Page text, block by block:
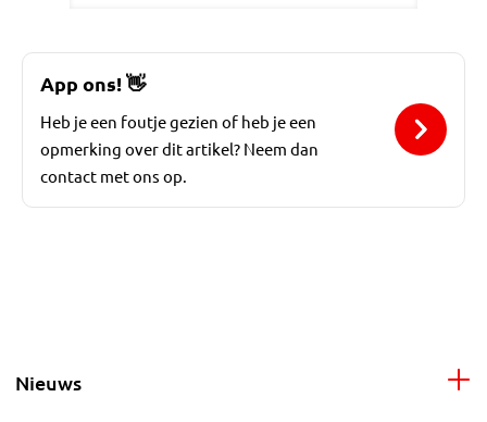
App ons! 👋
Heb je een foutje gezien of heb je een
opmerking over dit artikel? Neem dan
contact met ons op.
Nieuws